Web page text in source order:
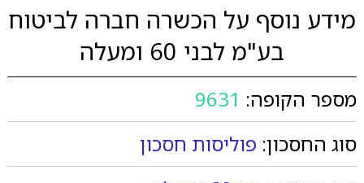
מידע נוסף על הכשרה חברה לביטוח
בע"מ לבני 60 ומעלה
מספר הקופה: 9631
סוג החסכון: פוליסות חסכון